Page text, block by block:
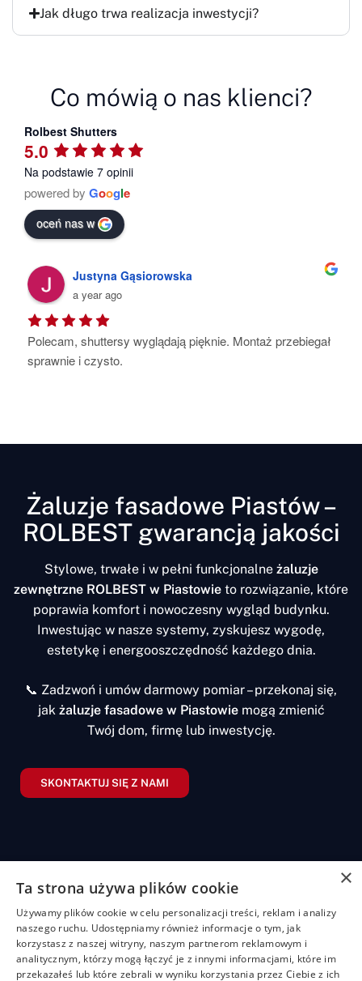
Jak długo trwa realizacja inwestycji?
Co mówią o nas klienci?
Rolbest Shutters
5.0
Na podstawie 7 opinii
powered by Google
oceń nas w
Gąsiorowska
ago
wyglądają pięknie. Montaż przebiegał
czysto.
Kat
Pełen
Żaluzje fasadowe Piastów –
ROLBEST gwarancją jakości
Stylowe, trwałe i w pełni funkcjonalne żaluzje
zewnętrzne ROLBEST w Piastowie to rozwiązanie, które
poprawia komfort i nowoczesny wygląd budynku.
Inwestując w nasze systemy, zyskujesz wygodę,
estetykę i energooszczędność każdego dnia.
📞 Zadzwoń i umów darmowy pomiar – przekonaj się,
jak żaluzje fasadowe w Piastowiemogą zmienić
Twój dom, firmę lub inwestycję.
SKONTAKTUJ SIĘ Z NAMI
+48
507
704
919
Żaluzje
Żaluzje
bambusowe
Żaluzje
drewniane
Rolety
Rolety
dzień/noc
Rolety
materiałowe
Pozostałe
Shuttersy
Markizy
Moskitiery
Menu
Strona
główna
O
nas
linki
Polityka
prywatności
Regulamin
×
Ta strona używa plików cookie
Używamy plików cookie w celu personalizacji treści, reklam i analizy
naszego ruchu. Udostępniamy również informacje o tym, jak
korzystasz z naszej witryny, naszym partnerom reklamowym i
analitycznym, którzy mogą łączyć je z innymi informacjami, które im
przekazałeś lub które zebrali w wyniku korzystania przez Ciebie z ich